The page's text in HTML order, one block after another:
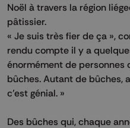
Noël à travers la région
pâtissier.
« Je suis très fier de ça »,
rendu compte il y a
énormément de personnes
bûches. Autant de bûches,
c’est génial. »
Des bûches qui, chaque